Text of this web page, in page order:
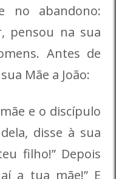
no abandono:
pensou na sua
Antes de
Mãe a João:
e o discípulo
disse à sua
filho!” Depois
a tua mãe!” E